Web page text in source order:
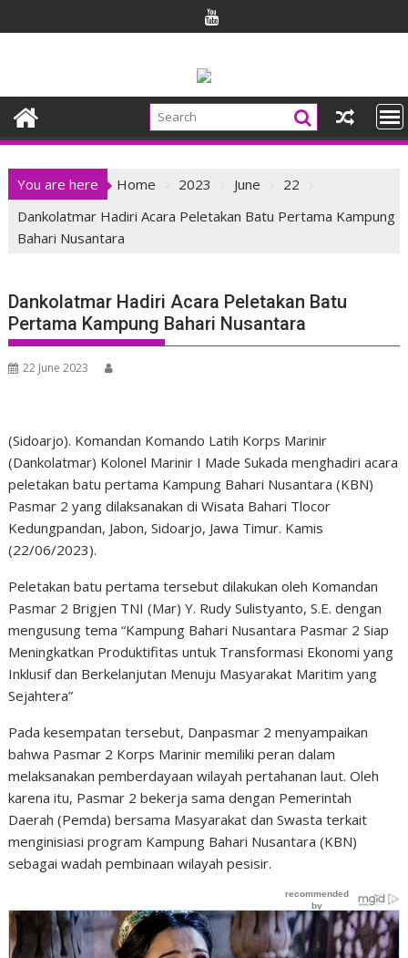
to
You are here Home 2023 June
22
Dankolatmar Hadiri Acara Peletakan Batu Pertama Kampung
Bahari Nusantara
Dankolatmar Hadiri Acara Peletakan Batu
Pertama Kampung Bahari Nusantara
22 June 2023
(Sidoarjo). Komandan Komando Latih Korps Marinir
(Dankolatmar) Kolonel Marinir I Made Sukada menghadiri acara
peletakan batu pertama Kampung Bahari Nusantara (KBN)
Pasmar 2 yang dilaksanakan di Wisata Bahari Tlocor
Kedungpandan, Jabon, Sidoarjo, Jawa Timur. Kamis
(22/06/2023).
Peletakan batu pertama tersebut dilakukan oleh Komandan
Pasmar 2 Brigjen TNI (Mar) Y. Rudy Sulistyanto, S.E. dengan
mengusung tema “Kampung Bahari Nusantara Pasmar 2 Siap
Meningkatkan Produktifitas untuk Transformasi Ekonomi yang
Inklusif dan Berkelanjutan Menuju Masyarakat Maritim yang
Sejahtera”
Pada kesempatan tersebut, Danpasmar 2 menyampaikan
bahwa Pasmar 2 Korps Marinir memiliki peran dalam
melaksanakan pemberdayaan wilayah pertahanan laut. Oleh
karena itu, Pasmar 2 bekerja sama dengan Pemerintah
Daerah (Pemda) bersama Masyarakat dan Swasta terkait
menginisiasi program Kampung Bahari Nusantara (KBN)
sebagai wadah pembinaan wilayah pesisir.